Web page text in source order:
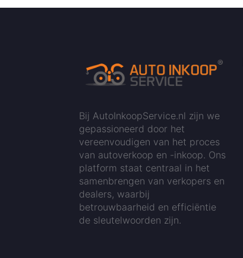
Bij AutoInkoopService.nl zijn we
gepassioneerd door het
vereenvoudigen van het proces
van autoverkoop en -inkoop. Ons
platform staat centraal in het
samenbrengen van verkopers en
dealers, waarbij
betrouwbaarheid en efficiëntie
de sleutelwoorden zijn.